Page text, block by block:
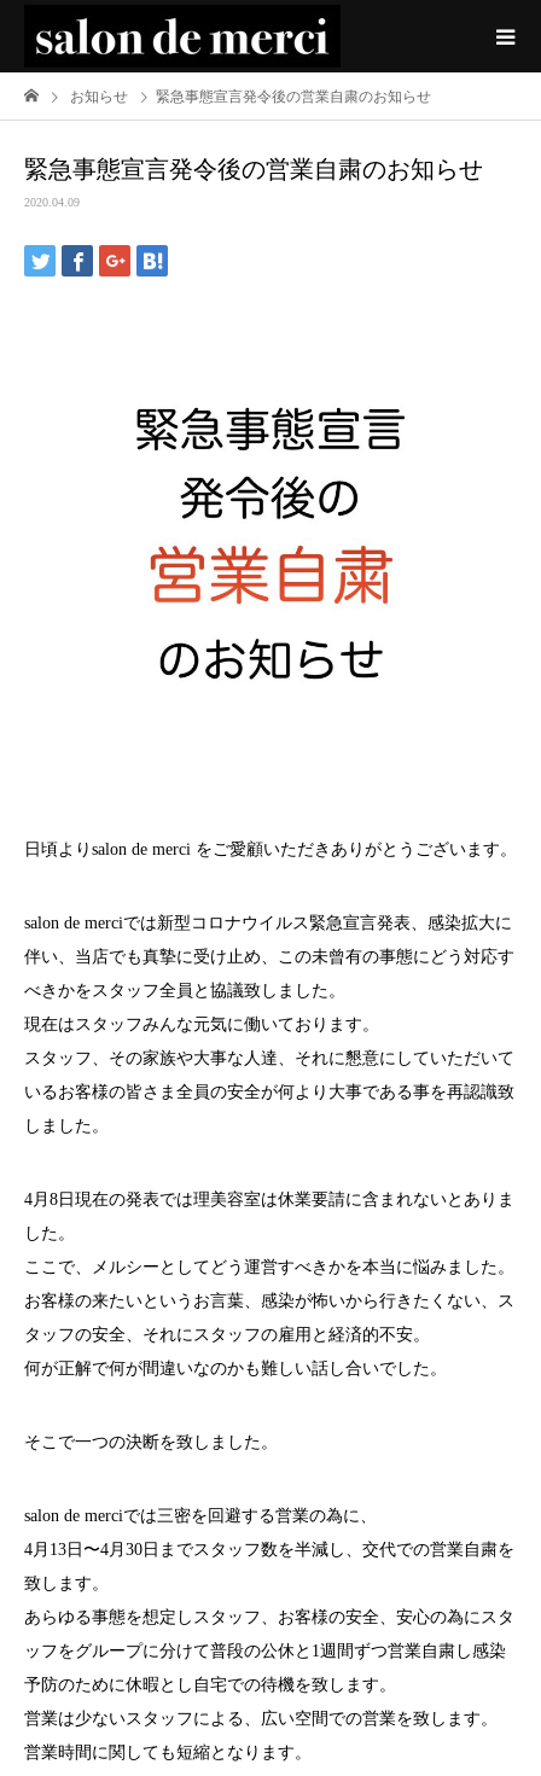
お知らせ 緊急事態宣言発令後の営業自粛のお知らせ
緊急事態宣言発令後の営業自粛のお知らせ
2020.04.09
日頃よりsalon de merci をご愛顧いただきありがとうございます。
salon de merciでは新型コロナウイルス緊急宣言発表、感染拡大に
伴い、当店でも真摯に受け止め、この未曾有の事態にどう対応す
べきかをスタッフ全員と協議致しました。
現在はスタッフみんな元気に働いております。
スタッフ、その家族や大事な人達、それに懇意にしていただいて
いるお客様の皆さま全員の安全が何より大事である事を再認識致
しました。
4月8日現在の発表では理美容室は休業要請に含まれないとありま
した。
ここで、メルシーとしてどう運営すべきかを本当に悩みました。
お客様の来たいというお言葉、感染が怖いから行きたくない、ス
タッフの安全、それにスタッフの雇用と経済的不安。
何が正解で何が間違いなのかも難しい話し合いでした。
そこで一つの決断を致しました。
salon de merciでは三密を回避する営業の為に、
4月13日〜4月30日までスタッフ数を半減し、交代での営業自粛を
致します。
あらゆる事態を想定しスタッフ、お客様の安全、安心の為にスタ
ッフをグループに分けて普段の公休と1週間ずつ営業自粛し感染
予防のために休暇とし自宅での待機を致します。
営業は少ないスタッフによる、広い空間での営業を致します。
営業時間に関しても短縮となります。